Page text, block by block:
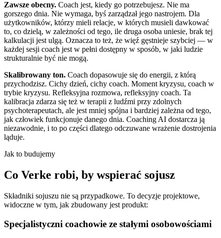
Zawsze obecny. Coach jest, kiedy go potrzebujesz. Nie ma
gorszego dnia. Nie wymaga, byś zarządzał jego nastrojem. Dla
użytkowników, którzy mieli relacje, w których musieli dawkować
to, co dzielą, w zależności od tego, ile druga osoba uniesie, brak tej
kalkulacji jest ulgą. Oznacza to też, że więź gęstnieje szybciej — w
każdej sesji coach jest w pełni dostępny w sposób, w jaki ludzie
strukturalnie być nie mogą.
Skalibrowany ton. Coach dopasowuje się do energii, z którą
przychodzisz. Cichy dzień, cichy coach. Moment kryzysu, coach w
trybie kryzysu. Refleksyjna rozmowa, refleksyjny coach. Ta
kalibracja zdarza się też w terapii z ludźmi przy zdolnych
psychoterapeutach, ale jest mniej spójna i bardziej zależna od tego,
jak człowiek funkcjonuje danego dnia. Coaching AI dostarcza ją
niezawodnie, i to po części dlatego odczuwane wrażenie dostrojenia
ląduje.
Jak to budujemy
Co Verke robi, by wspierać sojusz
Składniki sojuszu nie są przypadkowe. To decyzje projektowe,
widoczne w tym, jak zbudowany jest produkt:
Specjalistyczni coachowie ze stałymi osobowościami